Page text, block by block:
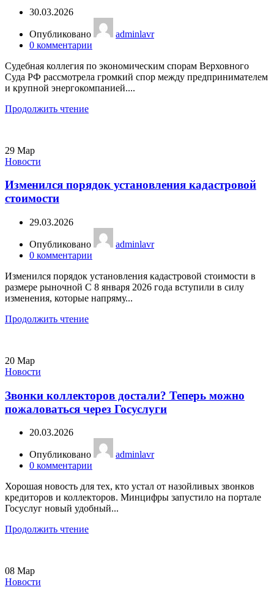
30.03.2026
Опубликовано
adminlavr
0 комментарии
Судебная коллегия по экономическим спорам Верховного
Суда РФ рассмотрела громкий спор между предпринимателем
и крупной энергокомпанией....
Продолжить чтение
29 Мар
Новости
Изменился порядок установления кадастровой
стоимости
29.03.2026
Опубликовано
adminlavr
0 комментарии
Изменился порядок установления кадастровой стоимости в
размере рыночной С 8 января 2026 года вступили в силу
изменения, которые напряму...
Продолжить чтение
20 Мар
Новости
Звонки коллекторов достали? Теперь можно
пожаловаться через Госуслуги
20.03.2026
Опубликовано
adminlavr
0 комментарии
Хорошая новость для тех, кто устал от назойливых звонков
кредиторов и коллекторов. Минцифры запустило на портале
Госуслуг новый удобный...
Продолжить чтение
08 Мар
Новости